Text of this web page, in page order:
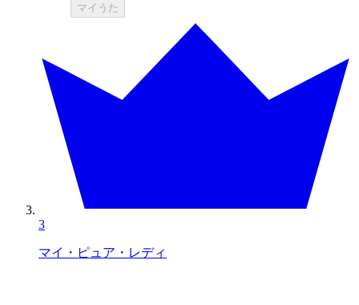
マイうた
3
マイ・ピュア・レディ